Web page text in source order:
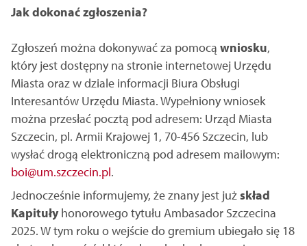
Jak dokonać zgłoszenia?
Zgłoszeń można dokonywać za pomocą wniosku,
który jest dostępny na stronie internetowej Urzędu
Miasta oraz w dziale informacji Biura Obsługi
Interesantów Urzędu Miasta. Wypełniony wniosek
można przesłać pocztą pod adresem: Urząd Miasta
Szczecin, pl. Armii Krajowej 1, 70-456 Szczecin, lub
wysłać drogą elektroniczną pod adresem mailowym:
boi@um.szczecin.pl.
Jednocześnie informujemy, że znany jest jużskład
Kapitułyhonorowego tytułu Ambasador Szczecina
2025. W tym roku o wejście do gremium ubiegało się 18